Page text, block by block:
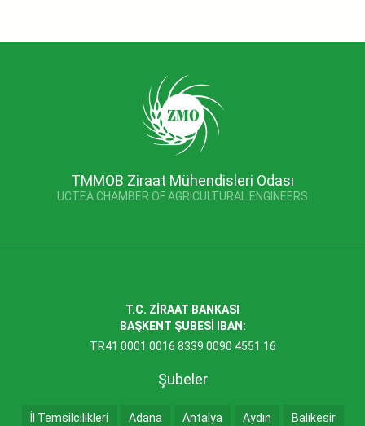
TMMOB Ziraat Mühendisleri Odası
UCTEA CHAMBER OF AGRICULTURAL ENGINEERS
T.C. ZİRAAT BANKASI
BAŞKENT ŞUBESİ IBAN:
TR41 0001 0016 8339 0090 4551 16
Şubeler
İl Temsilcilikleri Adana Antalya Aydın Balıkesir